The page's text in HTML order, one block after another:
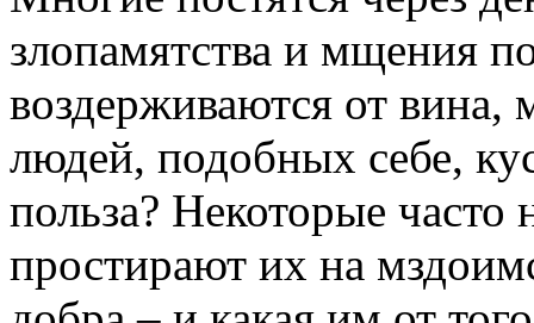
злопамятства и мщения
воздерживаются от
людей, подобных себе,
польза? Некоторые
простирают их на